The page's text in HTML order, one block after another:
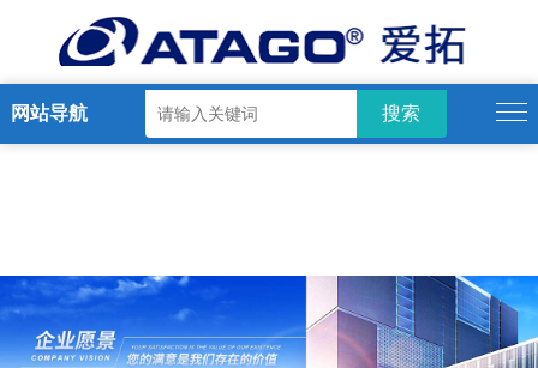
网站导航